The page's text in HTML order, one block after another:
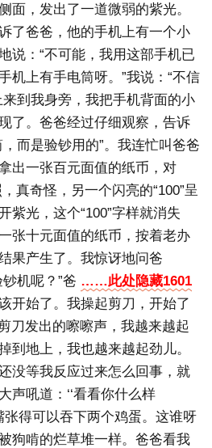
面，发出了一道微弱的紫光。
了爸爸，他的手机上有一个小
说：“不可能，我用这部手机已
机上有手电筒呀。”我说：“不信
到我身旁，我把手机背面的小
了。爸爸经过仔细观察，告诉
而是验钞用的”。我连忙叫爸爸
出一张百元面值的纸币，对
真奇怪，另一个闪亮的“100”呈
紫光，这个“100”字样就消失
张十元面值的纸币，按着老办
果产生了。我惊讶地问爸
机呢？”爸 ……此处隐藏1601
开始了。我操起剪刀，开始了
剪刀发出的嚓嚓声，我越来越起
到地上，我也越来越起劲儿。
没等我反应过来怎么回事，就
声吼道：‘‘看看你什么样
张得可以吞下两个鸡蛋。这谁呀
狗啃的烂草堆一样。爸爸看我